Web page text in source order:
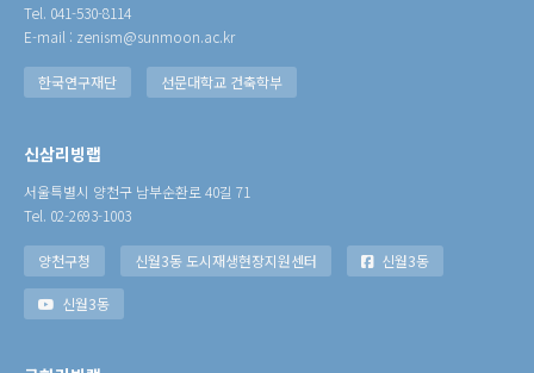
Tel. 041-530-8114
E-mail : zenism@sunmoon.ac.kr
한국연구재단 선문대학교 건축학부
신삼리빙랩
서울특별시 양천구 남부순환로 40길 71
Tel. 02-2693-1003
양천구청 신월3동 도시재생현장지원센터 신월3동
신월3동